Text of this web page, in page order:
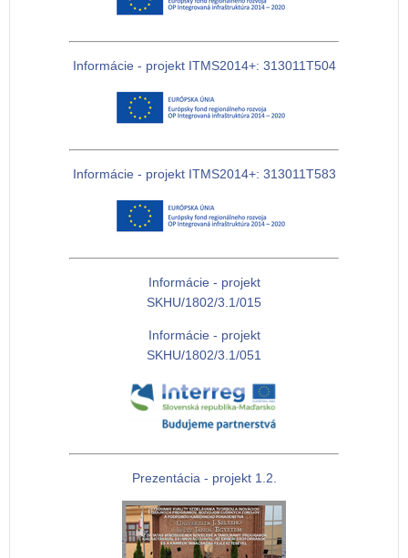
Informácie - projekt ITMS2014+: 313011T504
Informácie - projekt ITMS2014+: 313011T583
Informácie - projekt
SKHU/1802/3.1/015
Informácie - projekt
SKHU/1802/3.1/051
Prezentácia - projekt 1.2.